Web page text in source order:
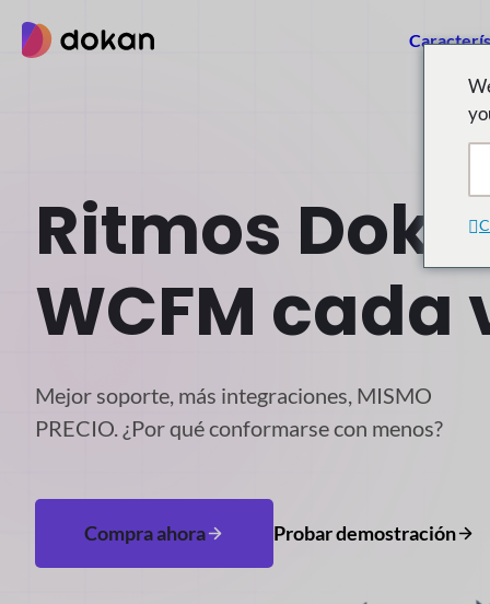
Ritmos
WCFM cada
Mejor soporte, más integraciones, MISMO
PRECIO. ¿Por qué conformarse con menos?
Compra ahora Probar demostración